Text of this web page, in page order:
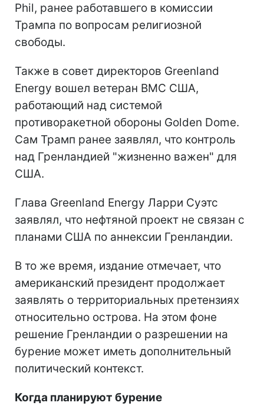
Phil, ранее работавшего в комиссии
Трампа по вопросам религиозной
свободы.
Также в совет директоров Greenland
Energy вошел ветеран ВМС США,
работающий над системой
противоракетной обороны Golden Dome.
Сам Трамп ранее заявлял, что контроль
над Гренландией "жизненно важен" для
США.
Глава Greenland Energy Ларри Суэтс
заявлял, что нефтяной проект не связан с
планами США по аннексии Гренландии.
В то же время, издание отмечает, что
американский президент продолжает
заявлять о территориальных претензиях
относительно острова. На этом фоне
решение Гренландии о разрешении на
бурение может иметь дополнительный
политический контекст.
Когда планируют бурение